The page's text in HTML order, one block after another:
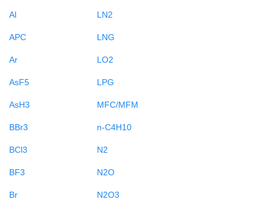
Al
APC
Ar
AsF5
AsH3
BBr3
BCl3
BF3
Br
LN2
LNG
LO2
LPG
MFC/MFM
n-C4H10
N2
N2O
N2O3